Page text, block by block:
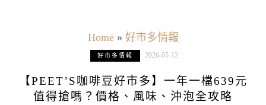
Home» 好市多情報
好市多情報 2026-05-12
【PEET’S咖啡豆好市多】一年一檔639元
值得搶嗎？價格、風味、沖泡全攻略